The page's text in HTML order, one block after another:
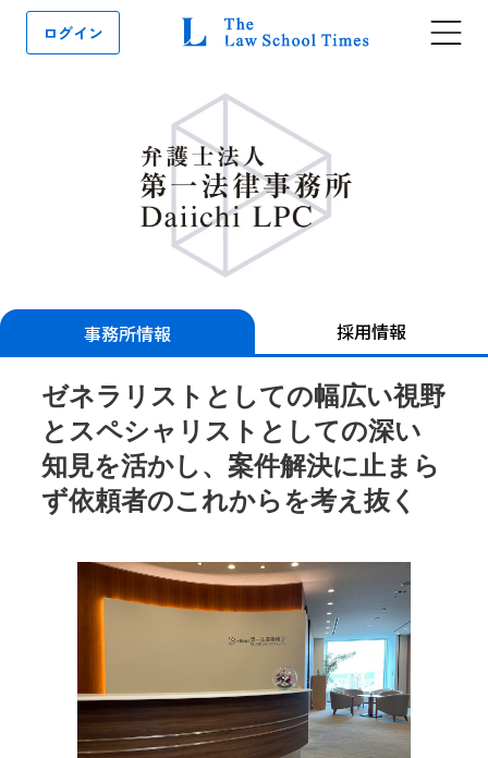
ログイン
事務所情報 採用情報
ゼネラリストとしての幅広い視野
とスペシャリストとしての深い
知見を活かし、案件解決に止まら
ず依頼者のこれからを考え抜く